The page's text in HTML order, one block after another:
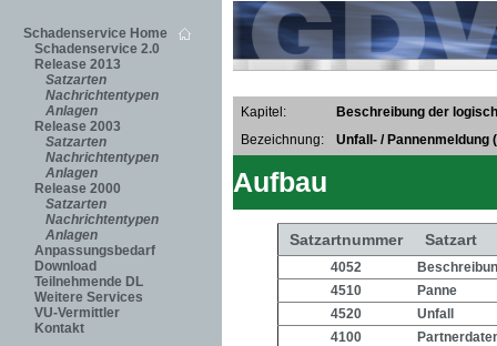
Schadenservice Home
Schadenservice 2.0
Release 2013
Satzarten
Nachrichtentypen
Anlagen
Release 2003
Satzarten
Nachrichtentypen
Anlagen
Release 2000
Satzarten
Nachrichtentypen
Anlagen
Anpassungsbedarf
Download
Teilnehmende DL
Weitere Services
VU-Vermittler
Kontakt
Kapitel:
Beschreibung der
Bezeichnung:
Unfall- / Pannenmeldung
Aufbau
Satzartnummer Satzart
4052
4510
Panne
4520
Unfall
4100